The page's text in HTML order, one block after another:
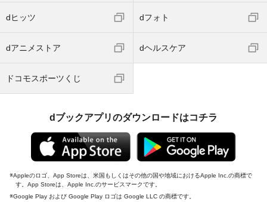
dヒッツ dフォト
dアニメストア dヘルスケア
ドコモスポーツくじ
dブックアプリのダウンロードはコチラ
Appleのロゴ、App Storeは、米国もしくはその他の国や地域におけるApple Inc.の商標で
す。App Storeは、Apple Inc.のサービスマークです。
Google Play および Google Play ロゴは Google LLC の商標です。